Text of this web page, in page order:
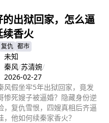
的出狱回家，怎么逼
续香火
复仇 都市
未知
秦风/苏清婉/
2026-02-27
风假坐牢5年出狱回家，竟发
惨死嫂子被逼婚？隐藏身份逆
，复仇雪恨，四嫂真相后齐逼
，他如何续秦家香火？